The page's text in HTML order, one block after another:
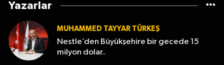
Yazarlar
MUHAMMED TAYYAR TÜRKEŞ
Nestle’den Büyükşehire bir gecede 15
milyon dolar..